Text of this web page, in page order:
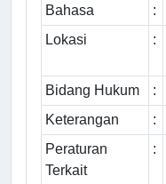
Bahasa :
Lokasi
:
Bidang Hukum
:
Keterangan
:
Peraturan
Terkait
: